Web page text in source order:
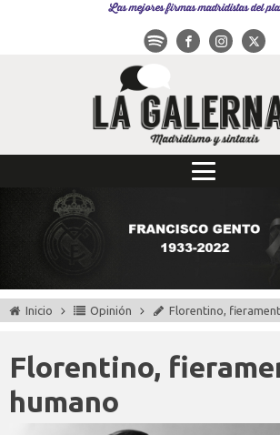
Las mejores firmas madridistas del
Inicio Opinión Florentino,
Florentino,
humano